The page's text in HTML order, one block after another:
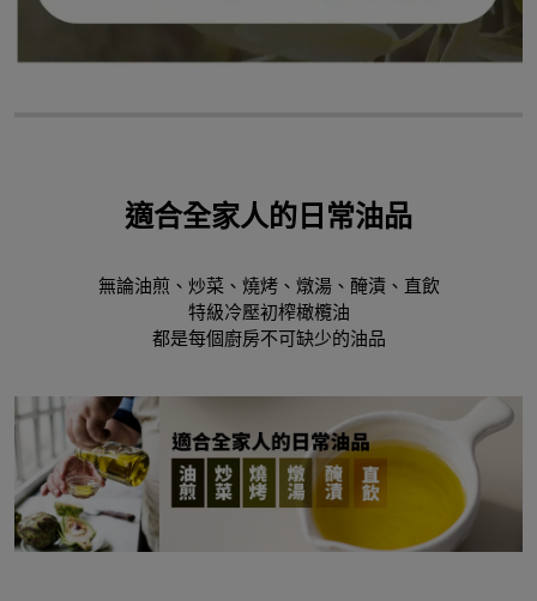
適合全家人的日常油品
無論油煎、炒菜、燒烤、燉湯、醃漬、直飲
特級冷壓初榨橄欖油
都是每個廚房不可缺少的油品